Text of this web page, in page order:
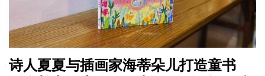
诗人夏夏与插画家海蒂朵儿打造童书